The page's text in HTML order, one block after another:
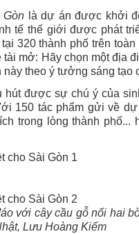
Gòn là dự án được khởi
tế thế giới được phát
320 thành phố trên
mở: Hãy chọn một địa
này theo ý tưởng sáng tạo
hút được sự chú ý của
150 tác phẩm gửi về
trong lòng thành phố...
với cây cầu gỗ nối hai
Lưu Hoàng Kiếm